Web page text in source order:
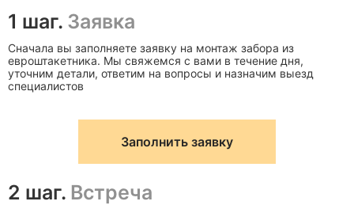
1 шаг. Заявка
Сначала вы заполняете заявку на монтаж забора из
евроштакетника. Мы свяжемся с вами в течение дня,
уточним детали, ответим на вопросы и назначим выезд
специалистов
Заполнить заявку
2 шаг. Встреча